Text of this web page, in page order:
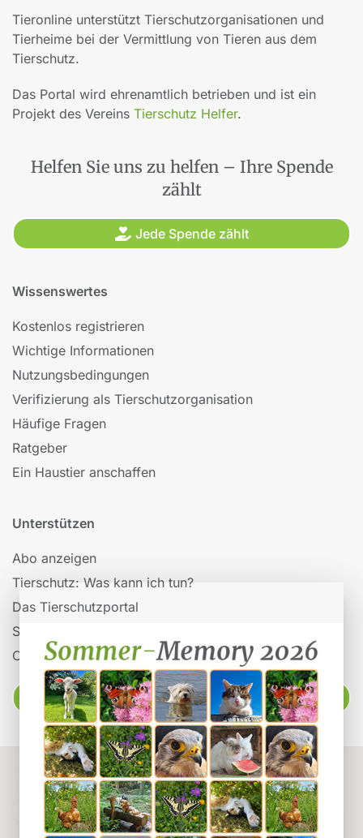
Tieronline unterstützt Tierschutzorganisationen und
Tierheime bei der Vermittlung von Tieren aus dem
Tierschutz.
Das Portal wird ehrenamtlich betrieben und ist ein
Projekt des Vereins Tierschutz Helfer.
Helfen Sie uns zu helfen – Ihre Spende
zählt
Jede Spende zählt
Wissenswertes
Kostenlos registrieren
Wichtige Informationen
Nutzungsbedingungen
Verifizierung als Tierschutzorganisation
Häufige Fragen
Ratgeber
Ein Haustier anschaffen
Unterstützen
Abo anzeigen
Tierschutz: Was kann ich tun?
Das Tierschutzportal
Spenden
Organisationen auf Tieronline
Ratgeber
Powered byWebuniverse